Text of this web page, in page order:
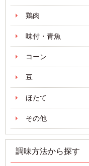
鶏肉
味付・青魚
コーン
豆
ほたて
その他
調味方法から探す